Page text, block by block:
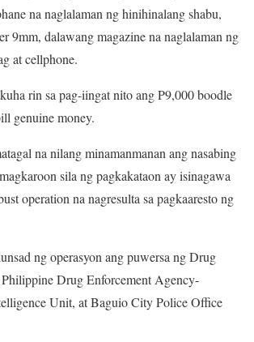
na naglalaman ng hinihinalang shabu,
9mm, dalawang magazine na naglalaman ng
at cellphone.
rin sa pag-iingat nito ang P9,000 boodle
genuine money.
na nilang minamanmanan ang nasabing
sila ng pagkakataon ay isinagawa
operation na nagresulta sa pagkaaresto ng
ng operasyon ang puwersa ng Drug
Drug Enforcement Agency-
Unit, at Baguio City Police Office